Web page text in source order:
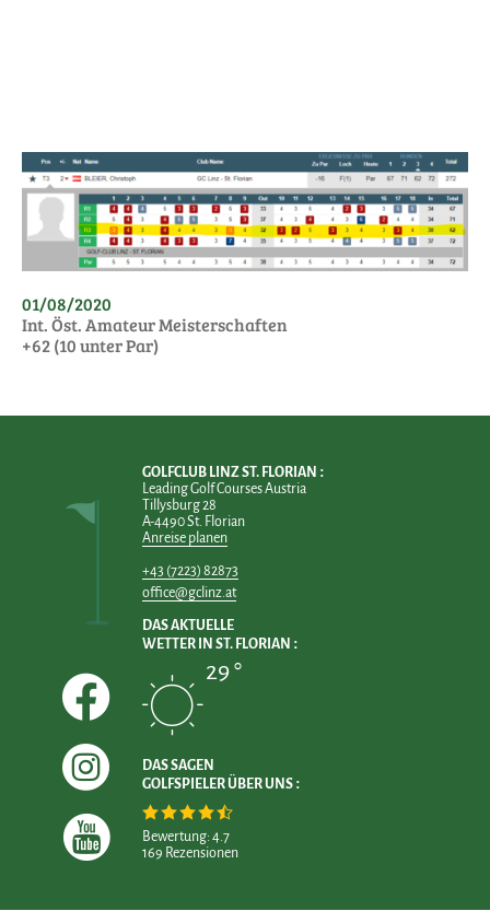
01/08/2020
Int. Öst. Amateur Meisterschaften
+62 (10 unter Par)
GOLFCLUB LINZ ST. FLORIAN
Leading Golf Courses Austria
Tillysburg 28
A-4490 St. Florian
Anreise planen
+43 (7223) 82873
office@gclinz.at
DAS AKTUELLE
WETTER IN ST. FLORIAN
29 °
DAS SAGEN
GOLFSPIELER ÜBER UNS
Bewertung: 4.7
169 Rezensionen